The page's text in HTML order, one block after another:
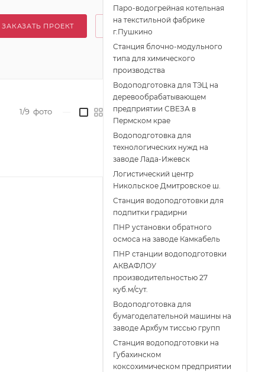
ЗАКАЗАТЬ ПРОЕКТ
1/9 фото
Паро-водогрейная котельная
на текстильной фабрике
г.Пушкино
Станция блочно-модульного
типа для химического
производства
Водоподготовка для ТЭЦ на
деревообрабатывающем
предприятии СВЕЗА в
Пермском крае
Водоподготовка для
технологических нужд на
заводе Лада-Ижевск
Логистический центр
Никольское Дмитровское ш.
Станция водоподготовки для
подпитки градирни
ПНР установки обратного
осмоса на заводе Камкабель
ПНР станции водоподготовки
АКВАФЛОУ
производительностью 27
куб.м/сут.
Водоподготовка для
бумагоделательной машины на
заводе Архбум тиссью групп
Станция водоподготовки на
Губахинском
коксохимическом предприятии